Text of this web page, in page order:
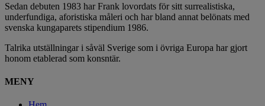
Sedan debuten 1983 har Frank lovordats för sitt surrealistiska,
underfundiga, aforistiska måleri och har bland annat belönats med
svenska kungaparets stipendium 1986.
Talrika utställningar i såväl Sverige som i övriga Europa har gjort
honom etablerad som konsntär.
MENY